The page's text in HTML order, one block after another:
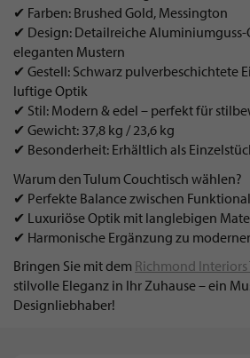
✔ Farben: Brushed Gold, Messington
✔ Design: Detailreiche
eleganten Mustern
✔ Gestell: Schwarz pulverbeschichtete
luftige Optik
✔ Stil: Modern & edel – perfekt für
✔ Gewicht: 37,8 kg / 23,6 kg
✔ Besonderheit: Erhältlich als
Warum den Tulum Couchtisch wählen?
✔ Perfekte Balance zwischen
✔ Luxuriöse Optik mit langlebigen
✔ Harmonische Ergänzung zu
Bringen Sie mit dem Richmond
stilvolle Eleganz in Ihr Zuhause – ein
Designliebhaber!